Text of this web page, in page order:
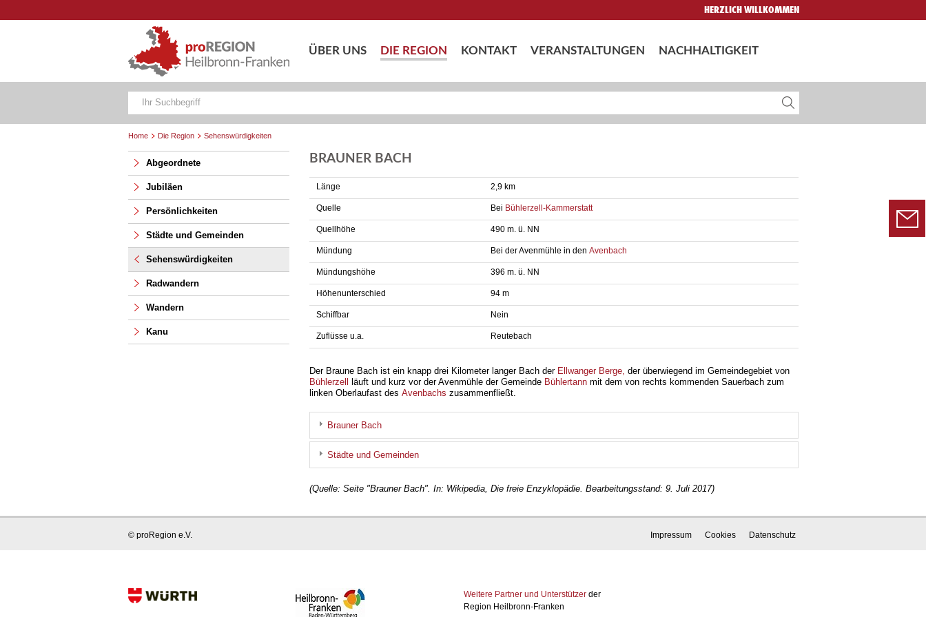
HERZLICH WILLKOMMEN
ÜBER UNS DIE REGION KONTAKT VERANSTALTUNGEN NACHHALTIGKEIT
Home Die Region Sehenswürdigkeiten
Abgeordnete
Jubiläen
Persönlichkeiten
Städte und Gemeinden
Sehenswürdigkeiten
Radwandern
Wandern
Kanu
BRAUNER BACH
Länge 2,9 km
Quelle Bei Bühlerzell-Kammerstatt
Quellhöhe 490 m. ü. NN
Mündung Bei der Avenmühle in den Avenbach
Mündungshöhe 396 m. ü. NN
Höhenunterschied 94 m
Schiffbar Nein
Zuflüsse u.a. Reutebach
Der Braune Bach ist ein knapp drei Kilometer langer Bach der Ellwanger Berge, der überwiegend im Gemeindegebiet von
Bühlerzell
läuft und kurz vor der Avenmühle der Gemeinde Bühlertann mit dem von rechts kommenden Sauerbach zum
linken Oberlaufast des Avenbachs zusammenfließt.
Brauner Bach
Städte und Gemeinden
(Quelle: Seite "Brauner Bach". In: Wikipedia, Die freie Enzyklopädie. Bearbeitungsstand: 9. Juli 2017)
© proRegion e.V. Impressum Cookies Datenschutz
Weitere Partner und Unterstützerder
Region Heilbronn-Franken